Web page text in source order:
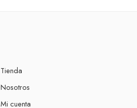
Tienda
Nosotros
Mi cuenta